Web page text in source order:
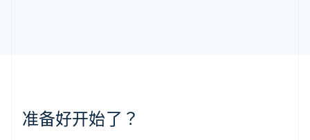
准备好开始了？
挪威